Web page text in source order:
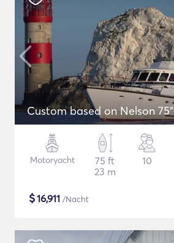
Custom based on Nelson 75"
Motoryacht
75 ft
23 m
10
$16,911 /Nacht